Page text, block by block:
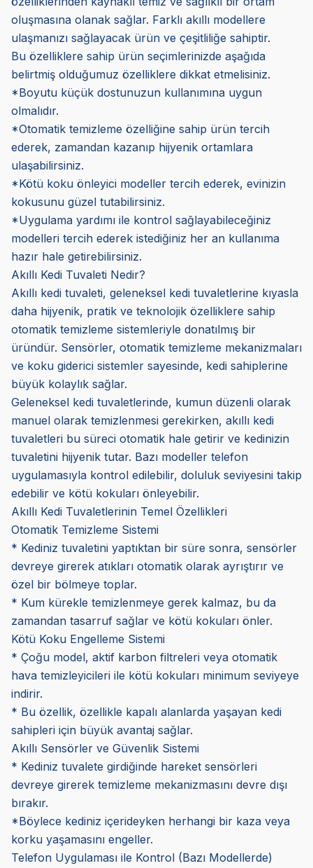
oluşmasına olanak sağlar. Farklı akıllı modellere
ulaşmanızı sağlayacak ürün ve çeşitliliğe sahiptir.
Bu özelliklere sahip ürün seçimlerinizde aşağıda
belirtmiş olduğumuz özelliklere dikkat etmelisiniz.
*Boyutu küçük dostunuzun kullanımına uygun
olmalıdır.
*Otomatik temizleme özelliğine sahip ürün tercih
ederek, zamandan kazanıp hijyenik ortamlara
ulaşabilirsiniz.
*Kötü koku önleyici modeller tercih ederek, evinizin
kokusunu güzel tutabilirsiniz.
*Uygulama yardımı ile kontrol sağlayabileceğiniz
modelleri tercih ederek istediğiniz her an kullanıma
hazır hale getirebilirsiniz.
Akıllı Kedi Tuvaleti Nedir?
Akıllı kedi tuvaleti, geleneksel kedi tuvaletlerine kıyasla
daha hijyenik, pratik ve teknolojik özelliklere sahip
otomatik temizleme sistemleriyle donatılmış bir
üründür. Sensörler, otomatik temizleme mekanizmaları
ve koku giderici sistemler sayesinde, kedi sahiplerine
büyük kolaylık sağlar.
Geleneksel kedi tuvaletlerinde, kumun düzenli olarak
manuel olarak temizlenmesi gerekirken, akıllı kedi
tuvaletleri bu süreci otomatik hale getirir ve kedinizin
tuvaletini hijyenik tutar. Bazı modeller telefon
uygulamasıyla kontrol edilebilir, doluluk seviyesini takip
edebilir ve kötü kokuları önleyebilir.
Akıllı Kedi Tuvaletlerinin Temel Özellikleri
Otomatik Temizleme Sistemi
* Kediniz tuvaletini yaptıktan bir süre sonra, sensörler
devreye girerek atıkları otomatik olarak ayrıştırır ve
özel bir bölmeye toplar.
* Kum kürekle temizlenmeye gerek kalmaz, bu da
zamandan tasarruf sağlar ve kötü kokuları önler.
Kötü Koku Engelleme Sistemi
* Çoğu model, aktif karbon filtreleri veya otomatik
hava temizleyicileri ile kötü kokuları minimum seviyeye
indirir.
* Bu özellik, özellikle kapalı alanlarda yaşayan kedi
sahipleri için büyük avantaj sağlar.
Akıllı Sensörler ve Güvenlik Sistemi
* Kediniz tuvalete girdiğinde hareket sensörleri
devreye girerek temizleme mekanizmasını devre dışı
bırakır.
*Böylece kediniz içerideyken herhangi bir kaza veya
korku yaşamasını engeller.
Telefon Uygulaması ile Kontrol (Bazı Modellerde)